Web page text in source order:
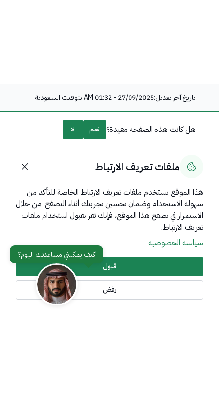
تاريخ آخر تعديل:27/09/2025 - 01:32 AM بتوقيت السعودية
هل كانت هذه الصفحة مفيدة؟ نعم لا
روابط مهمة
عن المملكة
عن الوزارة
تواصل معنا أدوات الإتاحة وامكانية الوصول
ملفات تعريف الارتباط
هذا الموقع يستخدم ملفات تعريف الارتباط الخاصة للتأكد من
سهولة الاستخدام وضمان تحسين تجربتك أثناء التصفح. من خلال
الاستمرار في تصفح هذا الموقع، فإنك تقر بقبول استخدام ملفات
تعريف الارتباط.
سياسة الخصوصية
قبول
رفض